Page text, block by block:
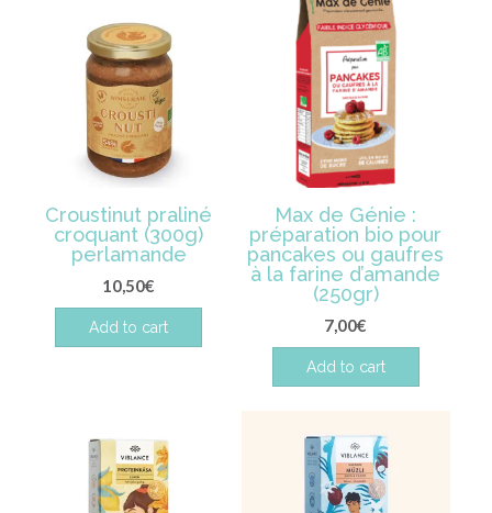
Croustinut praliné
croquant (300g)
perlamande
10,50€
Add to cart
Max de Génie :
préparation bio pour
pancakes ou gaufres
à la farine d’amande
(250gr)
7,00€
Add to cart